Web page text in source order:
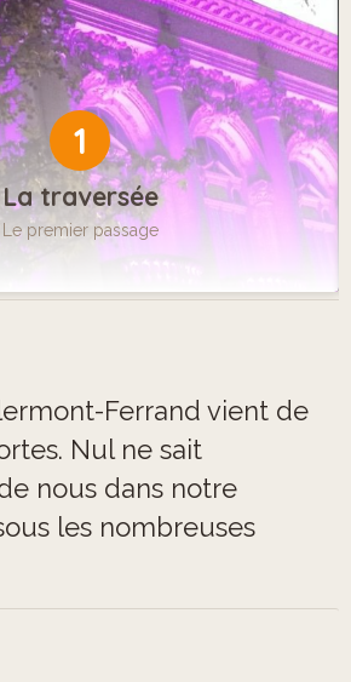
1
La traversée
Le premier passage
Ferrand vient de
Nul ne sait
nous dans notre
les nombreuses
de piste pour trouver
le fantôme de